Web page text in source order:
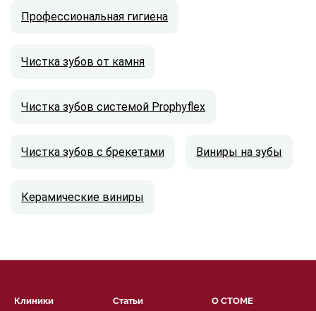
Профессиональная гигиена
Чистка зубов от камня
Чистка зубов системой Prophyflex
Чистка зубов с брекетами Виниры на зубы
Керамические виниры
Клиники
О СТОМЕ
Статьи